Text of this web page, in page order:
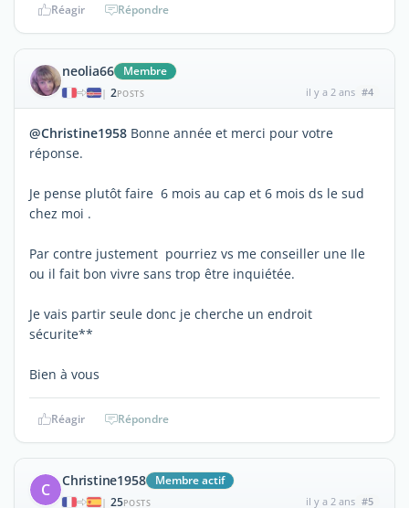
Réagir Répondre
neolia66 Membre
| 2POSTS il y a 2 ans #4
@Christine1958 Bonne année et merci pour votre
réponse.
Je pense plutôt faire 6 mois au cap et 6 mois ds le sud
chez moi .
Par contre justement pourriez vs me conseiller une Ile
ou il fait bon vivre sans trop être inquiétée.
Je vais partir seule donc je cherche un endroit
sécurite**
Bien à vous
Réagir Répondre
C Christine1958 Membre actif
| 25POSTS il y a 2 ans #5